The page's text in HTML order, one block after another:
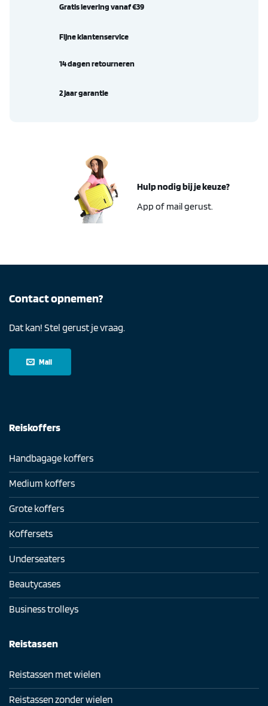
Hulp nodig bij je keuze?
App of mail gerust.
Gratis levering vanaf €39
Fijne klantenservice
14 dagen retourneren
2 jaar garantie
Contact opnemen?
Dat kan! Stel gerust je vraag.
Mail
Reiskoffers
Handbagage koffers
Medium koffers
Grote koffers
Koffersets
Underseaters
Beautycases
Business trolleys
Reistassen
Reistassen met wielen
Reistassen zonder wielen